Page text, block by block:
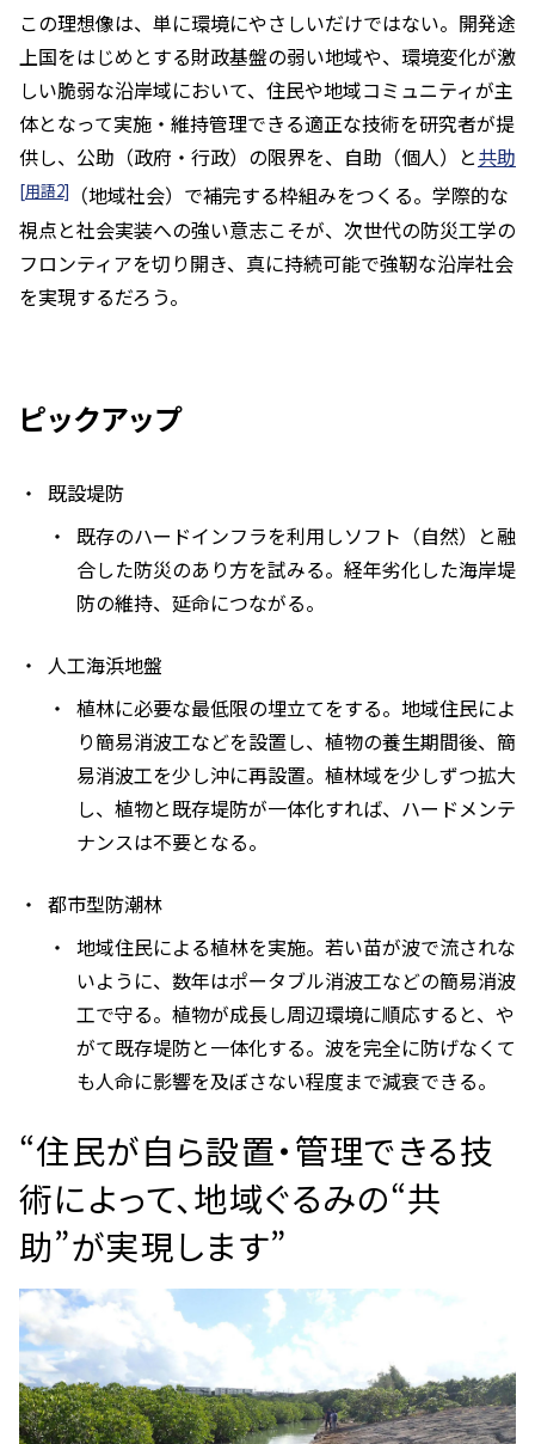
この理想像は、単に環境にやさしいだけではない。開発途
上国をはじめとする財政基盤の弱い地域や、環境変化が激
しい脆弱な沿岸域において、住民や地域コミュニティが主
体となって実施・維持管理できる適正な技術を研究者が提
供し、公助（政府・行政）の限界を、自助（個人）と共助
[用語2]
（地域社会）で補完する枠組みをつくる。学際的な
視点と社会実装への強い意志こそが、次世代の防災工学の
フロンティアを切り開き、真に持続可能で強靭な沿岸社会
を実現するだろう。
ピックアップ
既設堤防
既存のハードインフラを利用しソフト（自然）と融
合した防災のあり方を試みる。経年劣化した海岸堤
防の維持、延命につながる。
人工海浜地盤
植林に必要な最低限の埋立てをする。地域住民によ
り簡易消波工などを設置し、植物の養生期間後、簡
易消波工を少し沖に再設置。植林域を少しずつ拡大
し、植物と既存堤防が一体化すれば、ハードメンテ
ナンスは不要となる。
都市型防潮林
地域住民による植林を実施。若い苗が波で流されな
いように、数年はポータブル消波工などの簡易消波
工で守る。植物が成長し周辺環境に順応すると、や
がて既存堤防と一体化する。波を完全に防げなくて
も人命に影響を及ぼさない程度まで減衰できる。
“住民が自ら設置・管理できる技
術によって、地域ぐるみの“共
助”が実現します”